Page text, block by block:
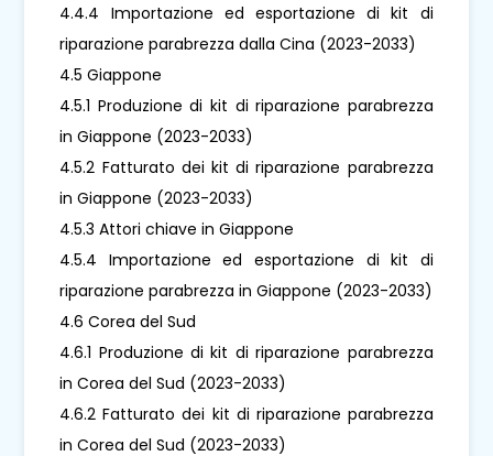
4.4.4 Importazione ed esportazione di kit di
riparazione parabrezza dalla Cina (2023-2033)
4.5 Giappone
4.5.1 Produzione di kit di riparazione parabrezza
in Giappone (2023-2033)
4.5.2 Fatturato dei kit di riparazione parabrezza
in Giappone (2023-2033)
4.5.3 Attori chiave in Giappone
4.5.4 Importazione ed esportazione di kit di
riparazione parabrezza in Giappone (2023-2033)
4.6 Corea del Sud
4.6.1 Produzione di kit di riparazione parabrezza
in Corea del Sud (2023-2033)
4.6.2 Fatturato dei kit di riparazione parabrezza
in Corea del Sud (2023-2033)